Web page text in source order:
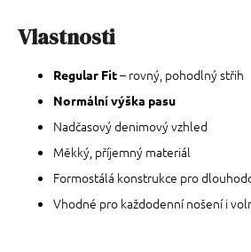
Vlastnosti
Regular Fit– rovný, pohodlný střih
Normální výška pasu
Nadčasový denimový vzhled
Měkký, příjemný materiál
Formostálá konstrukce pro
Vhodné pro každodenní nošení i